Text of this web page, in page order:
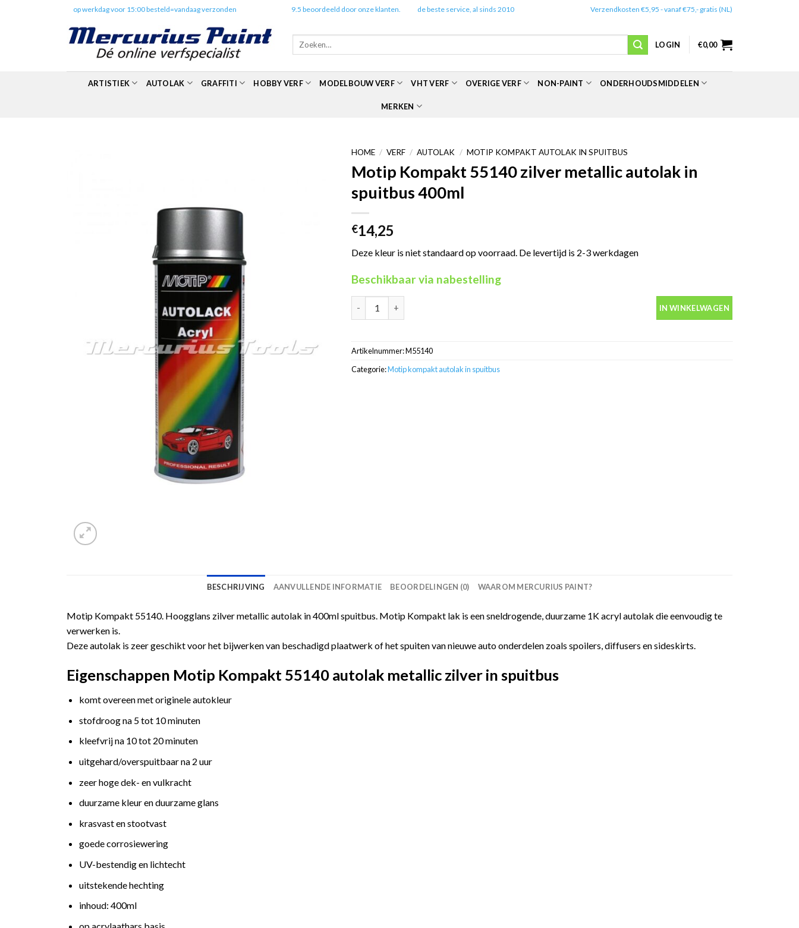
op werkdag voor 15:00 besteld=vandaag verzonden 9.5 beoordeeld door onze klanten. de beste service, al sinds 2010 Verzendkosten €5,95 - vanaf €75,- gratis (NL)
Zoeken
LOGIN €0,00
ARTISTIEK AUTOLAK GRAFFITI HOBBY VERF MODELBOUW VERF VHT VERF OVERIGE VERF NON-PAINT ONDERHOUDSMIDDELEN
MERKEN
HOME / VERF / AUTOLAK / MOTIP KOMPAKT AUTOLAK IN SPUITBUS
Motip Kompakt 55140 zilver metallic autolak in
spuitbus 400ml
€14,25
Deze kleur is niet standaard op voorraad. De levertijd is 2-3 werkdagen
Beschikbaar via nabestelling
IN WINKELWAGEN
Artikelnummer:M55140
Categorie:Motip kompakt autolak in spuitbus
BESCHRIJVING AANVULLENDE INFORMATIE BEOORDELINGEN (0) WAAROM MERCURIUS PAINT?
Motip Kompakt 55140. Hoogglans zilver metallic autolak in 400ml spuitbus. Motip Kompakt lak is een sneldrogende, duurzame 1K acryl autolak die eenvoudig te
verwerken is.
Deze autolak is zeer geschikt voor het bijwerken van beschadigd plaatwerk of het spuiten van nieuwe auto onderdelen zoals spoilers, diffusers en sideskirts.
Eigenschappen Motip Kompakt 55140 autolak metallic zilver in spuitbus
komt overeen met originele autokleur
stofdroog na 5 tot 10 minuten
kleefvrij na 10 tot 20 minuten
uitgehard/overspuitbaar na 2 uur
zeer hoge dek- en vulkracht
duurzame kleur en duurzame glans
krasvast en stootvast
goede corrosiewering
UV-bestendig en lichtecht
uitstekende hechting
inhoud: 400ml